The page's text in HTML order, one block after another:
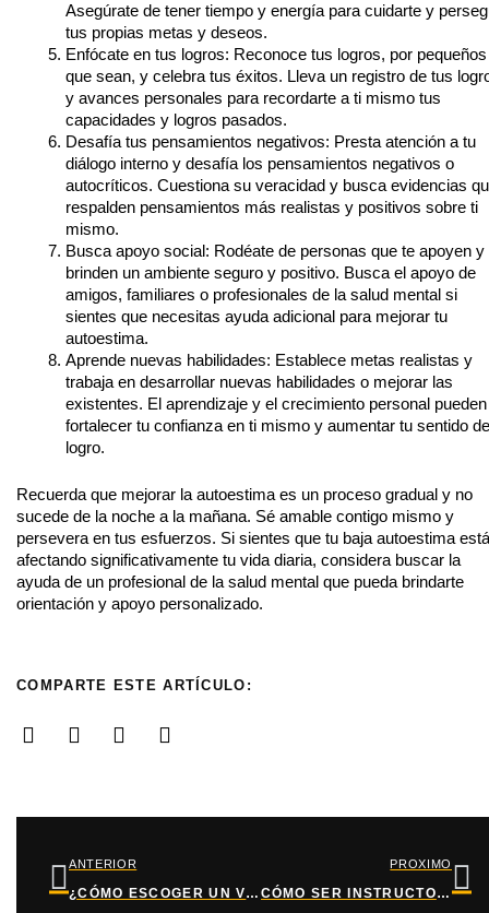
Asegúrate de tener tiempo y energía para cuidarte y
tus propias metas y deseos.
Enfócate en tus logros: Reconoce tus logros, por pequeños
que sean, y celebra tus éxitos. Lleva un registro de tus
y avances personales para recordarte a ti mismo tus
capacidades y logros pasados.
Desafía tus pensamientos negativos: Presta atención a tu
diálogo interno y desafía los pensamientos negativos o
autocríticos. Cuestiona su veracidad y busca evidencias
respalden pensamientos más realistas y positivos sobre ti
mismo.
Busca apoyo social: Rodéate de personas que te apoyen y
brinden un ambiente seguro y positivo. Busca el apoyo de
amigos, familiares o profesionales de la salud mental si
sientes que necesitas ayuda adicional para mejorar tu
autoestima.
Aprende nuevas habilidades: Establece metas realistas y
trabaja en desarrollar nuevas habilidades o mejorar las
existentes. El aprendizaje y el crecimiento personal pueden
fortalecer tu confianza en ti mismo y aumentar tu sentido de
logro.
Recuerda que mejorar la autoestima es un proceso gradual y no
sucede de la noche a la mañana. Sé amable contigo mismo y
persevera en tus esfuerzos. Si sientes que tu baja autoestima está
afectando significativamente tu vida diaria, considera buscar la
ayuda de un profesional de la salud mental que pueda brindarte
orientación y apoyo personalizado.
COMPARTE ESTE ARTÍCULO:
ANTERIOR
¿CÓMO ESCOGER UN VESTIDO DE FIESTA?
PROXIMO
CÓMO SER INSTRUCTOR DE MINDFULNESS.